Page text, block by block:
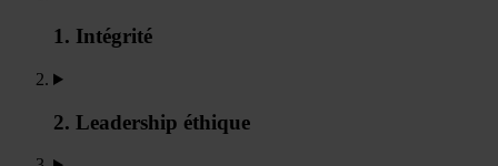
1. Intégrité
2. Leadership éthique